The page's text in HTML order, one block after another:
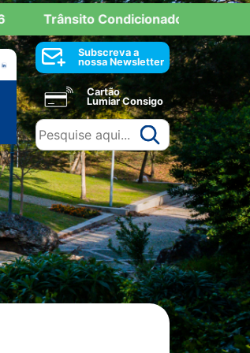
Trânsito Condicionado: Reserva
Subscreva a
nossa Newsletter
Cartão
Lumiar Consigo